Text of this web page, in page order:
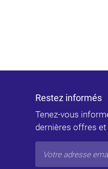
Restez informés
Tenez-vous
dernières offres et